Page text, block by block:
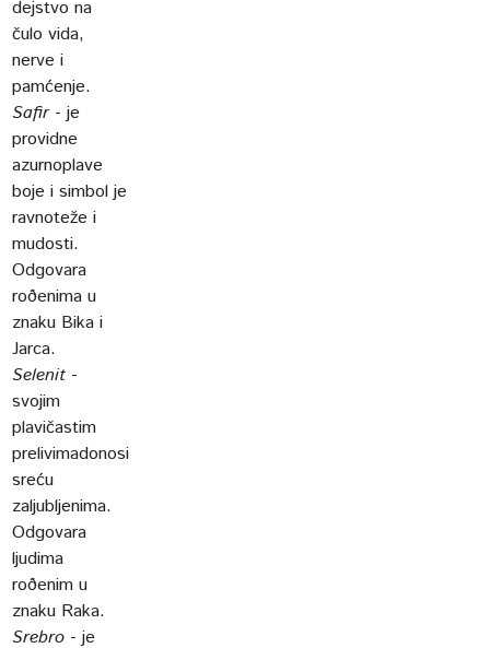
dejstvo na
čulo vida,
nerve i
pamćenje.
Safir- je
providne
azurnoplave
boje i simbol je
ravnoteže i
mudosti.
Odgovara
roðenima u
znaku Bika i
Jarca.
Selenit -
svojim
plavičastim
prelivimadonosi
sreću
zaljubljenima.
Odgovara
ljudima
roðenim u
znaku Raka.
Srebro - je